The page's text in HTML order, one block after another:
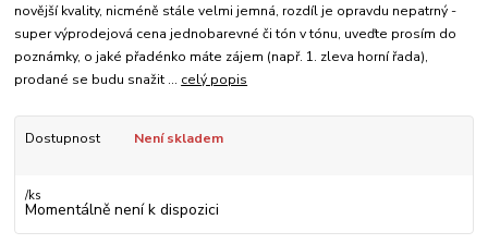
novější kvality, nicméně stále velmi jemná, rozdíl je opravdu nepatrný -
super výprodejová cena jednobarevné či tón v tónu, uveďte prosím do
poznámky, o jaké přadénko máte zájem (např. 1. zleva horní řada),
prodané se budu snažit ... celý popis
Dostupnost Není skladem
/ks
Momentálně není k dispozici